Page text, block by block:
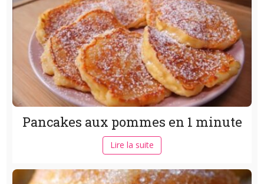
Pancakes aux pommes en 1 minute
Lire la suite